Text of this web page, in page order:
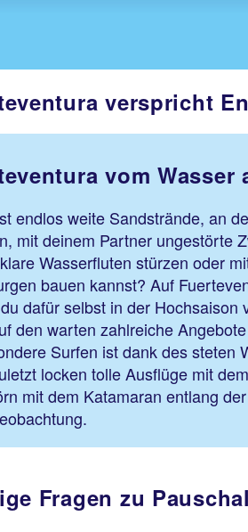
verspricht
vom Wasser
endlos weite Sandstrände, an
mit deinem Partner ungestörte
Wasserfluten stürzen oder
bauen kannst? Auf
dafür selbst in der Hochsaison
den warten zahlreiche
Surfen ist dank des steten
locken tolle Ausflüge mit
mit dem Katamaran entlang
Fragen zu